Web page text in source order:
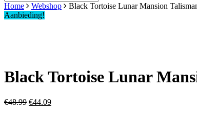
Close
Search
Home Webshop
Black Tortoise Lunar Mansion
Aanbieding!
Black Tortoise Lunar
€48.99 Oorspronkelijke
€44.09Huidige